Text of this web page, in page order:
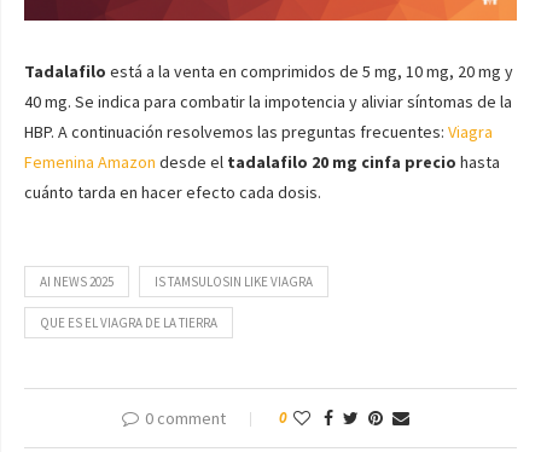
Tadalafilo está a la venta en comprimidos de 5 mg, 10 mg, 20 mg y
40 mg. Se indica para combatir la impotencia y aliviar síntomas de la
HBP. A continuación resolvemos las preguntas frecuentes: Viagra
Femenina Amazon desde el tadalafilo 20 mg cinfa precio hasta
cuánto tarda en hacer efecto cada dosis.
AI NEWS 2025 IS TAMSULOSIN LIKE VIAGRA
QUE ES EL VIAGRA DE LA TIERRA
0 comment 0